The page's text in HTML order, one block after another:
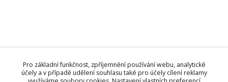
Ventilátory - Vortice
Pro základní funkčnost, zpříjemnění používání webu, analytické
účely a v případě udělení souhlasu také pro účely cílení reklamy